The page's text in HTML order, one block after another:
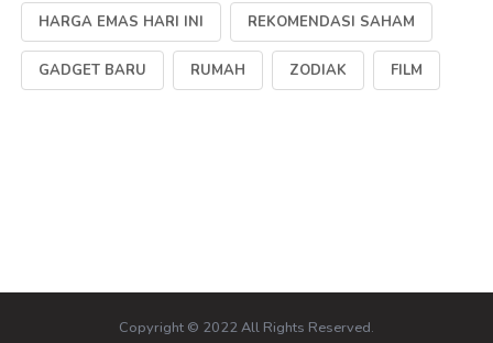
HARGA EMAS HARI INI REKOMENDASI SAHAM
GADGET BARU RUMAH ZODIAK FILM
Copyright © 2022 All Rights Reserved.